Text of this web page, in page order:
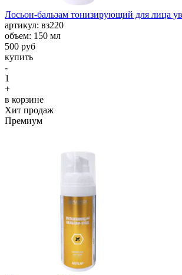
Лосьон-бальзам тонизирующий для лица
aртикул: вз220
объем: 150 мл
500 руб
купить
-
1
+
в корзине
Хит продаж
Премиум